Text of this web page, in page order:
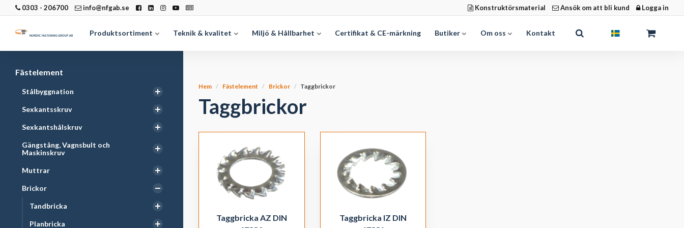
0303 - 206700 info@nfgab.se Konstruktörsmaterial Ansök om att bli kund Logga in
Produktsortiment Teknik & kvalitet Miljö & Hållbarhet Certifikat & CE-märkning Butiker Om oss Kontakt
Fästelement
Stålbyggnation
Sexkantsskruv
Sexkantshålskruv
Gängstång, Vagnsbult och
Maskinskruv
Muttrar
Brickor
Tandbricka
Planbricka
Hem Fästelement Brickor Taggbrickor
Taggbrickor
Taggbricka AZ DIN
Taggbricka IZ DIN